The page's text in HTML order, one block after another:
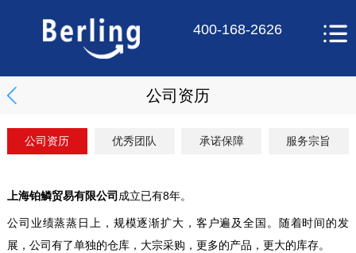
400-168-2626
公司资历
公司资历 优秀团队 承诺保障 服务宗旨
上海铂鳞贸易有限公司 成立已有8年。
公司业绩蒸蒸日上，规模逐渐扩大，客户遍及全国。随着时间的发
展，公司有了单独的仓库，大宗采购，更多的产品，更大的库存。